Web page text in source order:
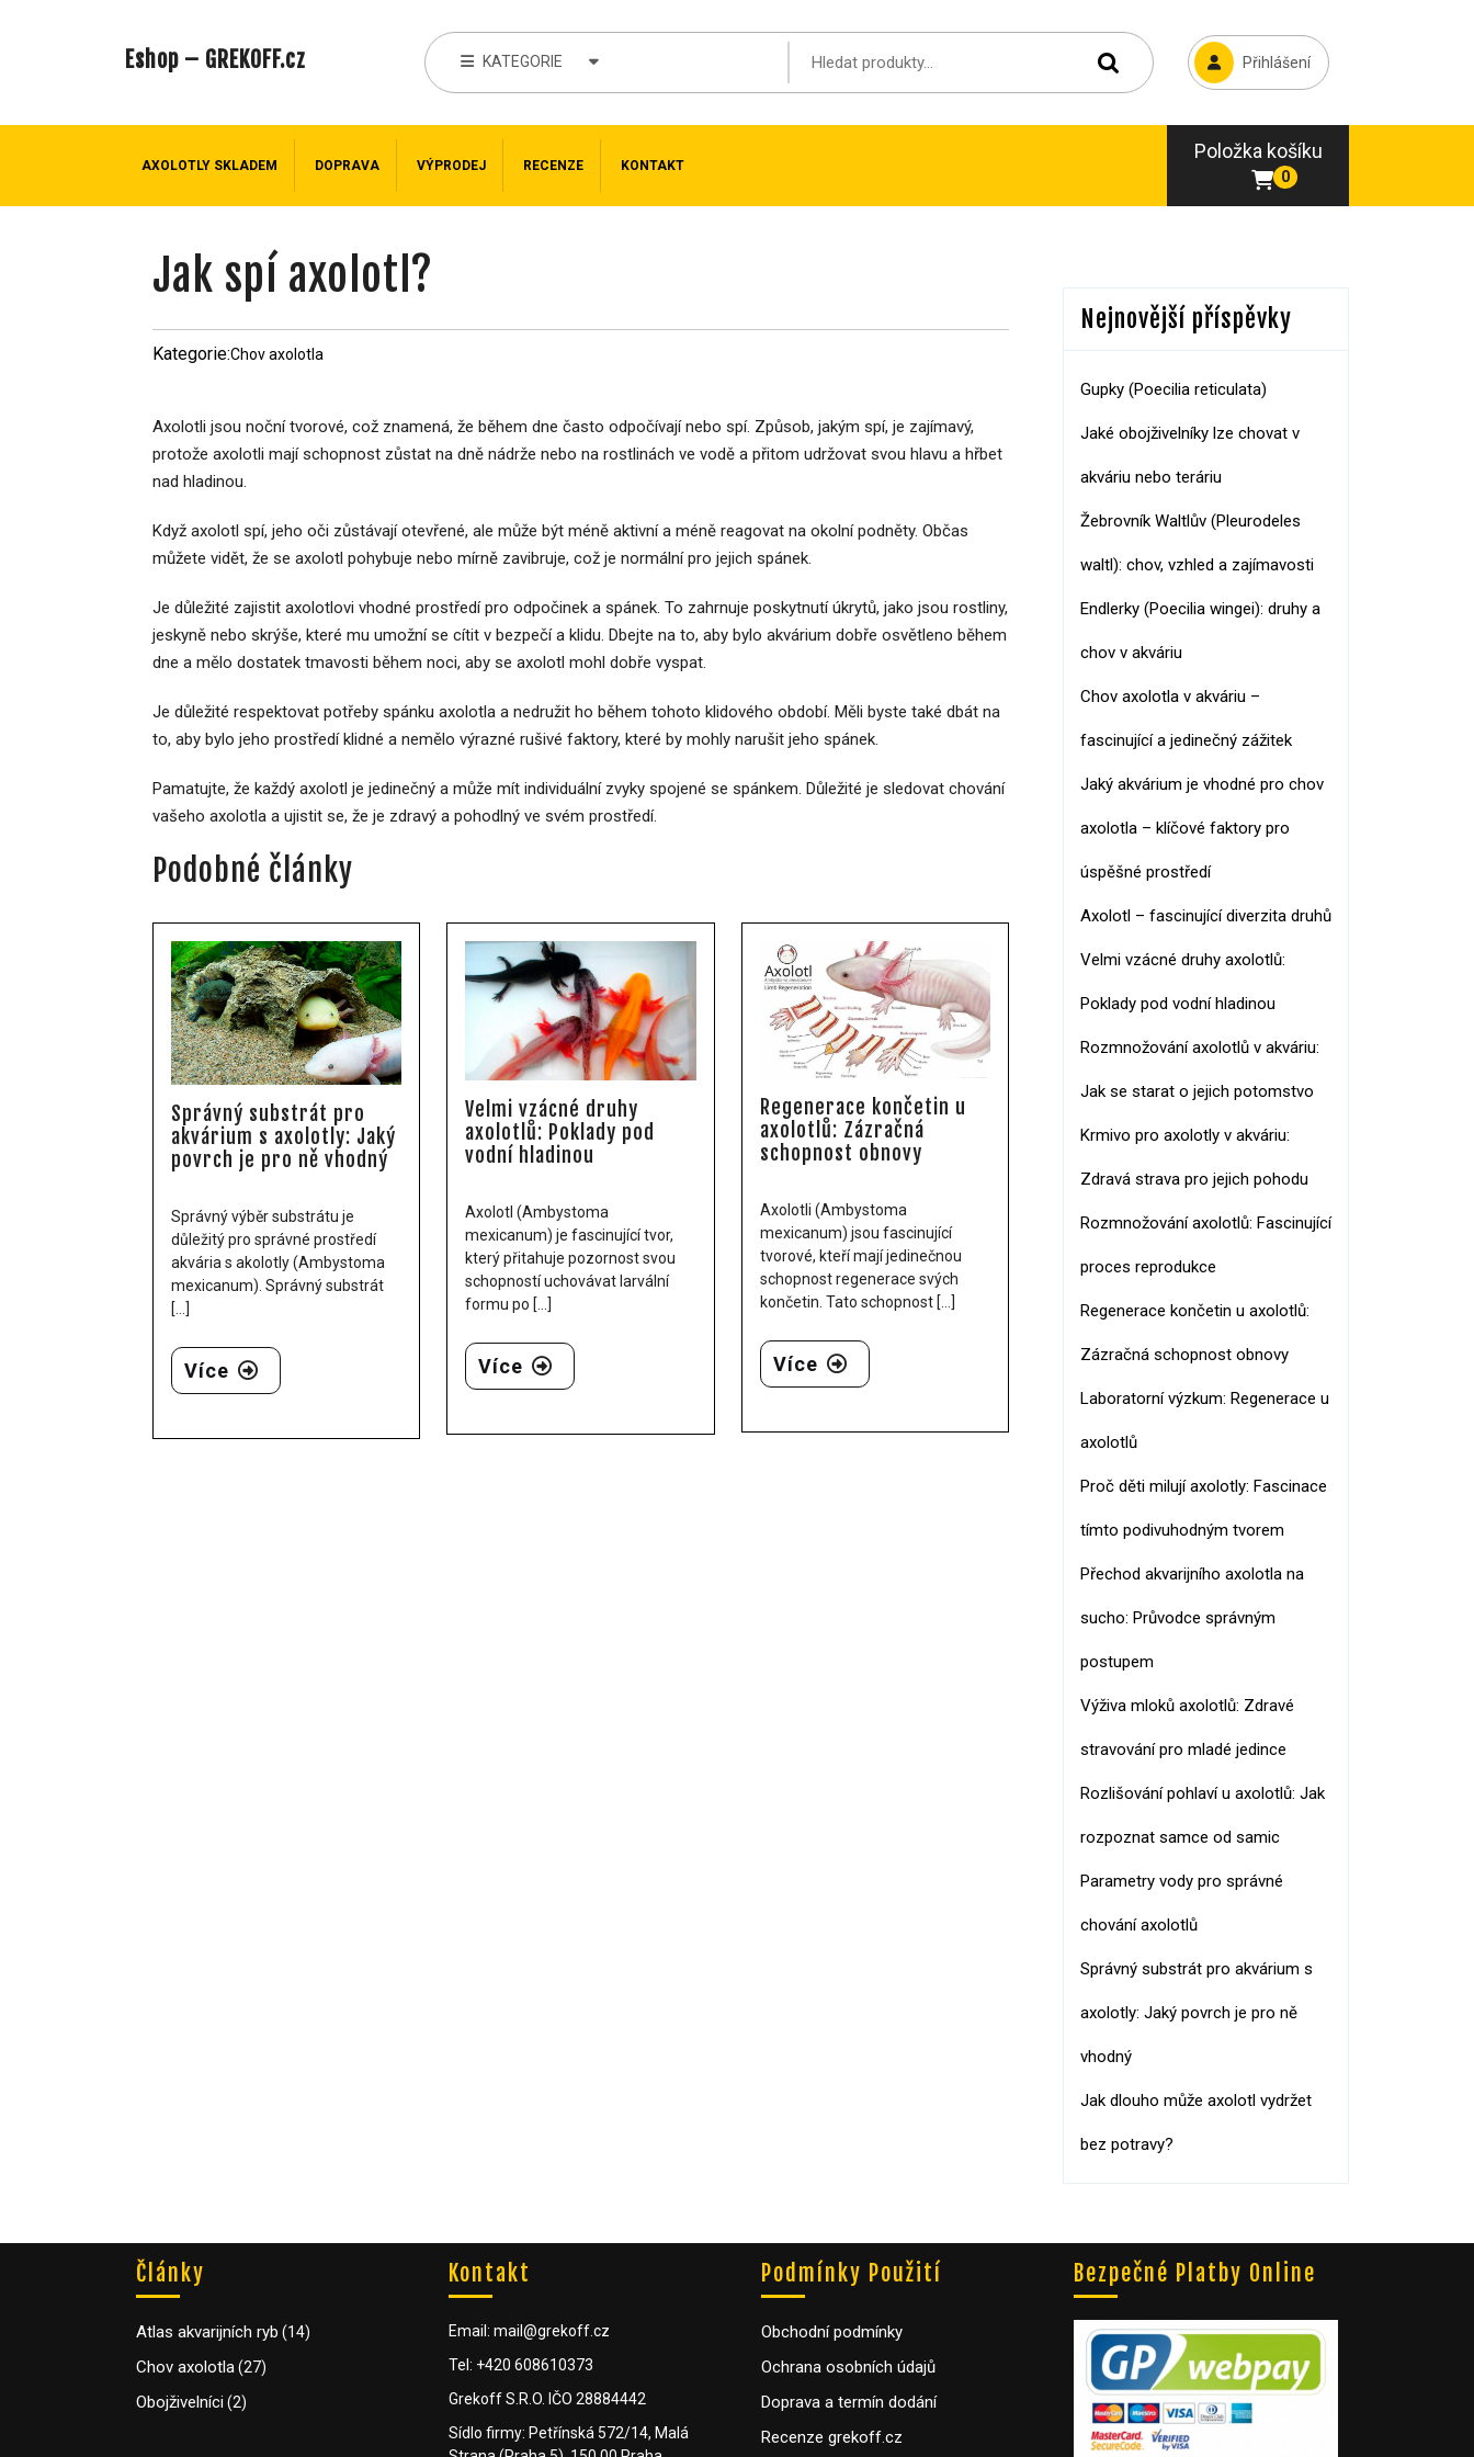
Eshop – GREKOFF.cz KATEGORIE Přihlášení
AXOLOTLY SKLADEM DOPRAVA VÝPRODEJ RECENZE KONTAKT
Položka košíku
0
Jak spí axolotl?
Kategorie:Chov axolotla
Axolotli jsou noční tvorové, což znamená, že během dne často odpočívají nebo spí. Způsob, jakým spí, je zajímavý,
protože axolotli mají schopnost zůstat na dně nádrže nebo na rostlinách ve vodě a přitom udržovat svou hlavu a hřbet
nad hladinou.
Když axolotl spí, jeho oči zůstávají otevřené, ale může být méně aktivní a méně reagovat na okolní podněty. Občas
můžete vidět, že se axolotl pohybuje nebo mírně zavibruje, což je normální pro jejich spánek.
Je důležité zajistit axolotlovi vhodné prostředí pro odpočinek a spánek. To zahrnuje poskytnutí úkrytů, jako jsou rostliny,
jeskyně nebo skrýše, které mu umožní se cítit v bezpečí a klidu. Dbejte na to, aby bylo akvárium dobře osvětleno během
dne a mělo dostatek tmavosti během noci, aby se axolotl mohl dobře vyspat.
Je důležité respektovat potřeby spánku axolotla a nedružit ho během tohoto klidového období. Měli byste také dbát na
to, aby bylo jeho prostředí klidné a nemělo výrazné rušivé faktory, které by mohly narušit jeho spánek.
Pamatujte, že každý axolotl je jedinečný a může mít individuální zvyky spojené se spánkem. Důležité je sledovat chování
vašeho axolotla a ujistit se, že je zdravý a pohodlný ve svém prostředí.
Podobné články
Správný substrát pro
akvárium s axolotly: Jaký
povrch je pro ně vhodný
Správný výběr substrátu je
důležitý pro správné prostředí
akvária s akolotly (Ambystoma
mexicanum). Správný substrát
[...]
Více
Velmi vzácné druhy
axolotlů: Poklady pod
vodní hladinou
Axolotl (Ambystoma
mexicanum) je fascinující tvor,
který přitahuje pozornost svou
schopností uchovávat larvální
formu po [...]
Více
Regenerace končetin u
axolotlů: Zázračná
schopnost obnovy
Axolotli (Ambystoma
mexicanum) jsou fascinující
tvorové, kteří mají jedinečnou
schopnost regenerace svých
končetin. Tato schopnost [...]
Více
Nejnovější příspěvky
Gupky (Poecilia reticulata)
Jaké obojživelníky lze chovat v
akváriu nebo teráriu
Žebrovník Waltlův (Pleurodeles
waltl): chov, vzhled a zajímavosti
Endlerky (Poecilia wingei): druhy a
chov v akváriu
Chov axolotla v akváriu –
fascinující a jedinečný zážitek
Jaký akvárium je vhodné pro chov
axolotla – klíčové faktory pro
úspěšné prostředí
Axolotl – fascinující diverzita druhů
Velmi vzácné druhy axolotlů:
Poklady pod vodní hladinou
Rozmnožování axolotlů v akváriu:
Jak se starat o jejich potomstvo
Krmivo pro axolotly v akváriu:
Zdravá strava pro jejich pohodu
Rozmnožování axolotlů: Fascinující
proces reprodukce
Regenerace končetin u axolotlů:
Zázračná schopnost obnovy
Laboratorní výzkum: Regenerace u
axolotlů
Proč děti milují axolotly: Fascinace
tímto podivuhodným tvorem
Přechod akvarijního axolotla na
sucho: Průvodce správným
postupem
Výživa mloků axolotlů: Zdravé
stravování pro mladé jedince
Rozlišování pohlaví u axolotlů: Jak
rozpoznat samce od samic
Parametry vody pro správné
chování axolotlů
Správný substrát pro akvárium s
axolotly: Jaký povrch je pro ně
vhodný
Jak dlouho může axolotl vydržet
bez potravy?
Články
Atlas akvarijních ryb (14)
Chov axolotla(27)
Obojživelníci (2)
Kontakt
Email: mail@grekoff.cz
Tel: +420 608610373
Grekoff S.R.O. IČO 28884442
Sídlo firmy: Petřínská 572/14, Malá
Podmínky Použití
Obchodní podmínky
Ochrana osobních údajů
Doprava a termín dodání
Recenze grekoff.cz
Bezpečné Platby Online